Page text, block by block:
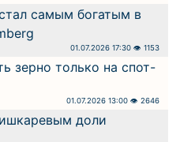
самым богатым в
01.07.2026 17:30 👁 1153
зерно только на спот-
01.07.2026 13:00 👁 2646
доли